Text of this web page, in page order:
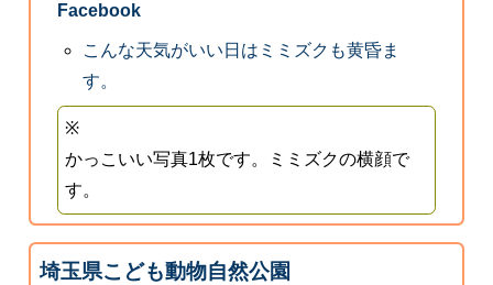
Facebook
こんな天気がいい日はミミズクも黄昏ま
す。
※
かっこいい写真1枚です。ミミズクの横顔で
す。
埼玉県こども動物自然公園